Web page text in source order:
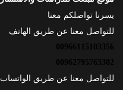
يسرنا تواصلكم معنا
للتواصل معنا عن طريق الهاتف
00966115103356
00962795763302
للتواصل معنا عن طريق الواتساب